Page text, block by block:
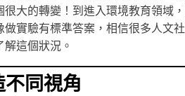
很大的轉變！到進入環境教育領域
做實驗有標準答案，相信很多人文
這個狀況。
同視角